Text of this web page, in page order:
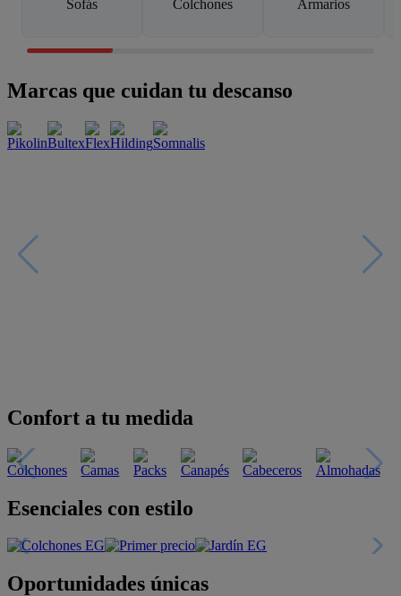
Sofás Colchones Armarios
Marcas que cuidan tu descanso
Esenciales con estilo